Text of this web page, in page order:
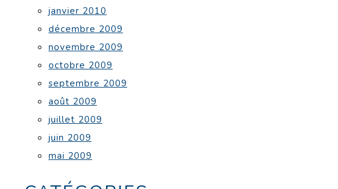
janvier 2010
décembre 2009
novembre 2009
octobre 2009
septembre 2009
août 2009
juillet 2009
juin 2009
mai 2009